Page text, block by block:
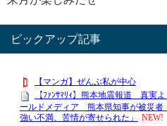
ピックアップ記事